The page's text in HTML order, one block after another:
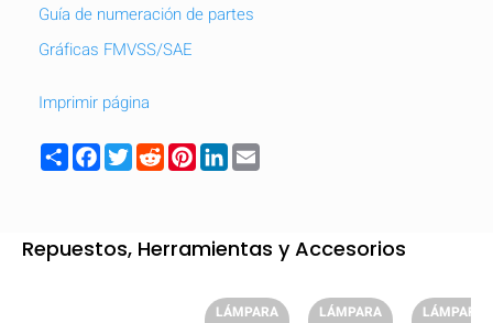
Guía de numeración de partes
Gráficas FMVSS/SAE
Imprimir página
ShareFacebook
TwitterRedditPinterest
LinkedIn
Repuestos, Herramientas y Accesorios
LÁMPARA
LÁMPARA
LÁMPARA